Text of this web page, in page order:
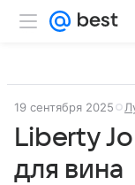
19 сентября 2025
Liberty
для вина